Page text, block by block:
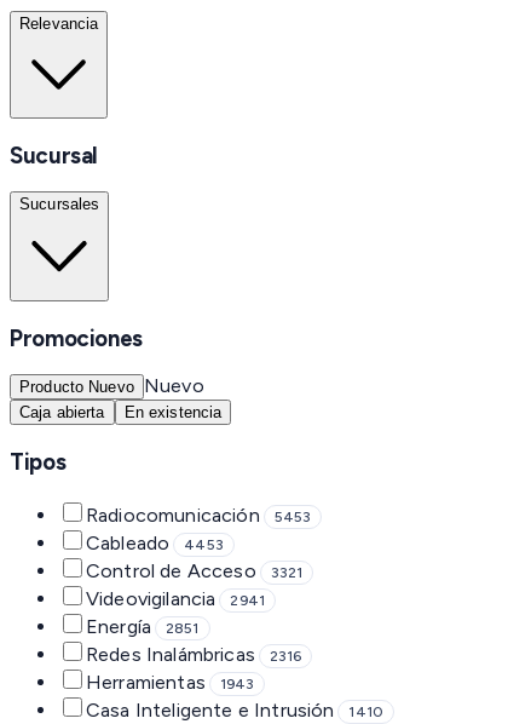
Relevancia
Sucursal
Sucursales
Promociones
Producto Nuevo Nuevo
Caja abierta En existencia
Tipos
Radiocomunicación 5453
Cableado 4453
Control de Acceso 3321
Videovigilancia 2941
Energía 2851
Redes Inalámbricas 2316
Herramientas 1943
Casa Inteligente e Intrusión 1410